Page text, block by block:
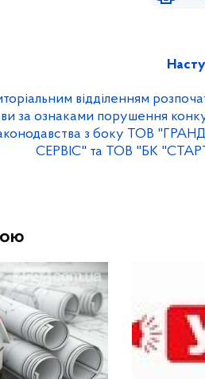
відділенням
за ознаками порушення
з боку ТОВ
СЕРВІС" та ТОВ "БК